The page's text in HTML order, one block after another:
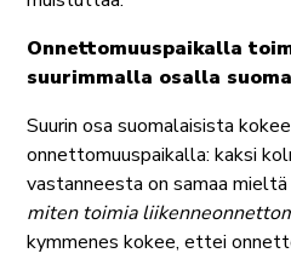
Onnettomuuspaikalla
suurimmalla osalla
Suurin osa suomalaisista
onnettomuuspaikalla: kaksi
vastanneesta on samaa
miten toimia
kymmenes kokee, ettei